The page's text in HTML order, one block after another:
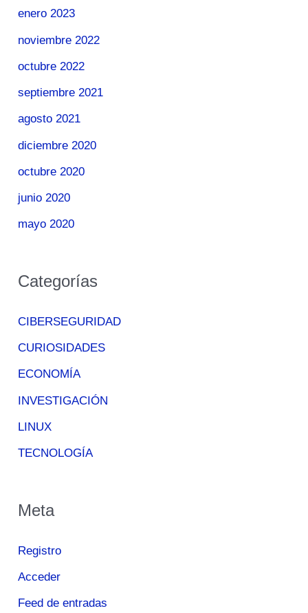
enero 2023
noviembre 2022
octubre 2022
septiembre 2021
agosto 2021
diciembre 2020
octubre 2020
junio 2020
mayo 2020
Categorías
CIBERSEGURIDAD
CURIOSIDADES
ECONOMÍA
INVESTIGACIÓN
LINUX
TECNOLOGÍA
Meta
Registro
Acceder
Feed de entradas